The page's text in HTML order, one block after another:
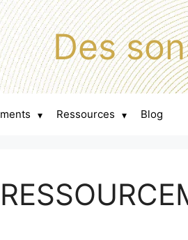
Des
▾ Ressources ▾ Blog